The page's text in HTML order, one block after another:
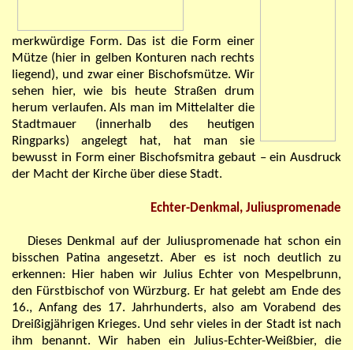
merkwürdige Form. Das ist die Form einer
Mütze (hier in gelben Konturen nach rechts
liegend), und zwar einer Bischofsmütze. Wir
sehen hier, wie bis heute Straßen drum
herum verlaufen. Als man im Mittelalter die
Stadtmauer (innerhalb des heutigen
Ringparks) angelegt hat, hat man sie
bewusst in Form einer Bischofsmitra gebaut – ein Ausdruck
der Macht der Kirche über diese Stadt.
Echter-Denkmal, Juliuspromenade
Dieses Denkmal auf der Juliuspromenade hat schon ein
bisschen Patina angesetzt. Aber es ist noch deutlich zu
erkennen: Hier haben wir Julius Echter von Mespelbrunn,
den Fürstbischof von Würzburg. Er hat gelebt am Ende des
16., Anfang des 17. Jahrhunderts, also am Vorabend des
Dreißigjährigen Krieges. Und sehr vieles in der Stadt ist nach
ihm benannt. Wir haben ein Julius-Echter-Weißbier, die